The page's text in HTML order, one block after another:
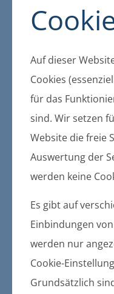
Auf dieser
Cookies
für das
sind. Wir setzen
Website die freie
Auswertung der
werden keine
Es gibt auf
Einbindungen
werden nur
Cookie-
Grundsätzlich
15.11.2016
Jahresrechnung
weitere
14.11.2016
WBV-Satzung der
Bünzow
weitere
Gemeinde Klein